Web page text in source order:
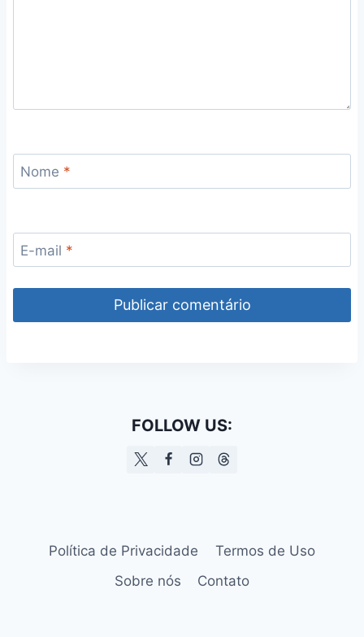
Nome *
E-mail *
FOLLOW US:
Política de Privacidade
Termos de Uso
Sobre nós
Contato